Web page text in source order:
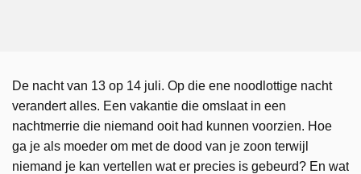
De nacht van 13 op 14 juli. Op die ene noodlottige nacht
verandert alles. Een vakantie die omslaat in een
nachtmerrie die niemand ooit had kunnen voorzien. Hoe
ga je als moeder om met de dood van je zoon terwijl
niemand je kan vertellen wat er precies is gebeurd? En wat